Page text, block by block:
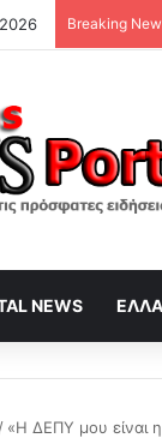
Breaking
NEWS
/ «Η ΔΕΠΥ μου είναι